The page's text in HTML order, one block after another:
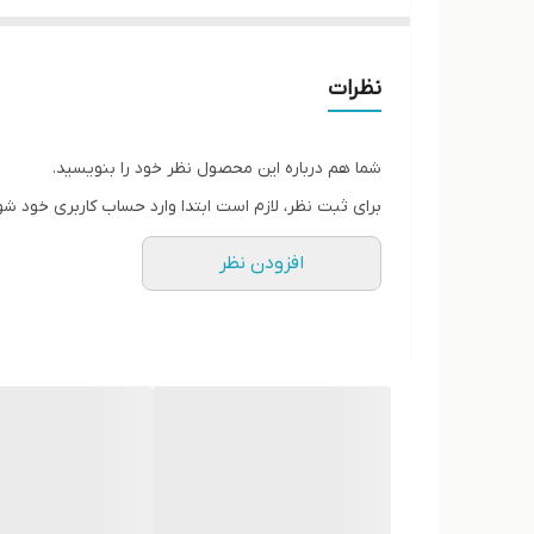
قالب کاملآ استاندارد
کیفیت عالی
نظرات
شما هم درباره این محصول نظر خود را بنویسید.
برای ثبت نظر، لازم است ابتدا وارد حساب کاربری خود
افزودن نظر